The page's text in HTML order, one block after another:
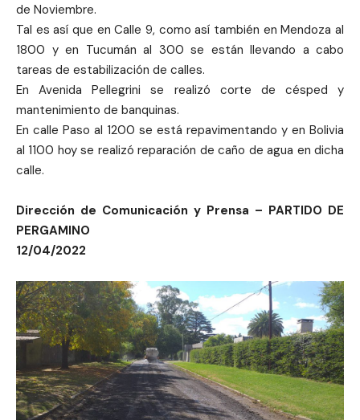
de Noviembre.
Tal es así que en Calle 9, como así también en Mendoza al
1800 y en Tucumán al 300 se están llevando a cabo
tareas de estabilización de calles.
En Avenida Pellegrini se realizó corte de césped y
mantenimiento de banquinas.
En calle Paso al 1200 se está repavimentando y en Bolivia
al 1100 hoy se realizó reparación de caño de agua en dicha
calle.
Dirección de Comunicación y Prensa – PARTIDO DE
PERGAMINO
12/04/2022